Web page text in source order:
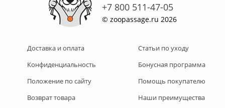
+7 800 511-47-05
© zoopassage.ru 2026
Доставка и оплата
Конфиденциальность
Положение по сайту
Возврат товара
Статьи по уходу
Бонусная программа
Помощь покупателю
Наши преимущества